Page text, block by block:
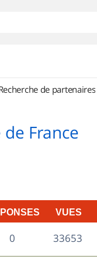
de partenaires
France
VUES
0R
é
33653V
u